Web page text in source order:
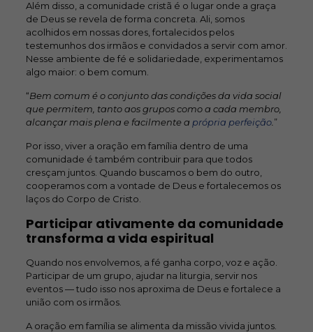
Além disso, a comunidade cristã é o lugar onde a graça
de Deus se revela de forma concreta. Ali, somos
acolhidos em nossas dores, fortalecidos pelos
testemunhos dos irmãos e convidados a servir com amor.
Nesse ambiente de fé e solidariedade, experimentamos
algo maior: o bem comum.
“Bem comum é o conjunto das condições da vida social
que permitem, tanto aos grupos como a cada membro,
alcançar mais plena e facilmente a própria perfeição. ”
Por isso, viver a oração em família dentro de uma
comunidade é também contribuir para que todos
cresçam juntos. Quando buscamos o bem do outro,
cooperamos com a vontade de Deus e fortalecemos os
laços do Corpo de Cristo.
Participar ativamente da comunidade
transforma a vida espiritual
Quando nos envolvemos, a fé ganha corpo, voz e ação.
Participar de um grupo, ajudar na liturgia, servir nos
eventos — tudo isso nos aproxima de Deus e fortalece a
união com os irmãos.
A oração em família se alimenta da missão vivida juntos.